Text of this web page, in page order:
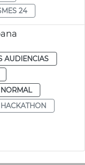
24
AUDIENCIAS
NORMAL
HACKATHON